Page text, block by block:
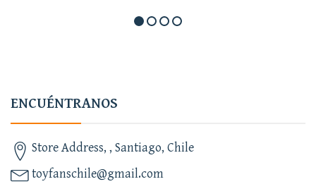
ENCUÉNTRANOS
Store Address, , Santiago, Chile
toyfanschile@gmail.com